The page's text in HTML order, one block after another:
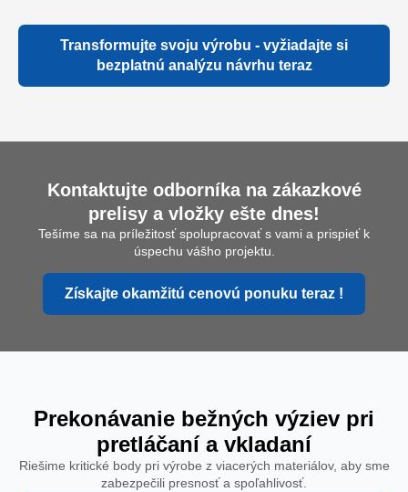
Transformujte svoju výrobu - vyžiadajte si
bezplatnú analýzu návrhu teraz
Kontaktujte odborníka na zákazkové
prelisy a vložky ešte dnes!
Tešíme sa na príležitosť spolupracovať s vami a prispieť k
úspechu vášho projektu.
Získajte okamžitú cenovú ponuku teraz !
Prekonávanie bežných výziev pri
pretláčaní a vkladaní
Riešime kritické body pri výrobe z viacerých materiálov, aby sme
zabezpečili presnosť a spoľahlivosť.